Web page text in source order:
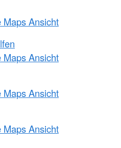
Maps Ansicht
Maps Ansicht
Maps Ansicht
Maps Ansicht